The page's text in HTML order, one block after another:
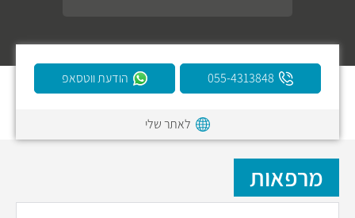
055-4313848 הודעת ווטסאפ
לאתר שלי
מרפאות